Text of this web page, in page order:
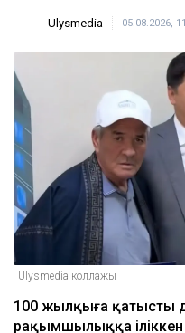
Ulysmedia 05.08.2026,
Ulysmedia коллажы
100 жылқыға қатысты
рақымшылыққа